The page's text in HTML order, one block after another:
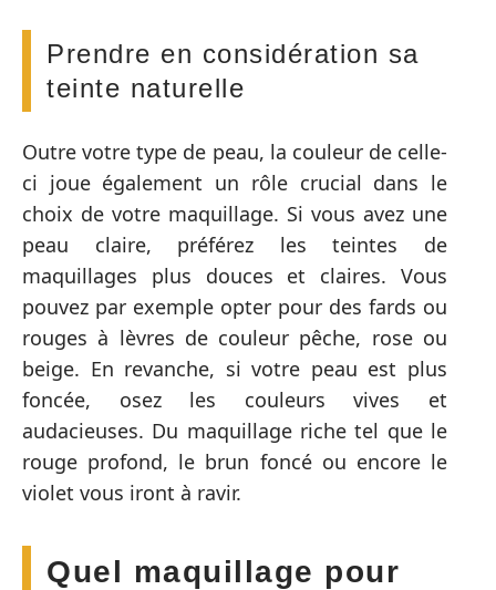
Prendre en considération sa
teinte naturelle
Outre votre type de peau, la couleur de celle-
ci joue également un rôle crucial dans le
choix de votre maquillage. Si vous avez une
peau claire, préférez les teintes de
maquillages plus douces et claires. Vous
pouvez par exemple opter pour des fards ou
rouges à lèvres de couleur pêche, rose ou
beige. En revanche, si votre peau est plus
foncée, osez les couleurs vives et
audacieuses. Du maquillage riche tel que le
rouge profond, le brun foncé ou encore le
violet vous iront à ravir.
Quel maquillage pour